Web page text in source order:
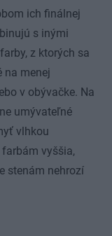
ich finálnej
s inými
z ktorých sa
na menej
v obývačke. Na
umývateľné
vlhkou
vyššia,
stenám nehrozí